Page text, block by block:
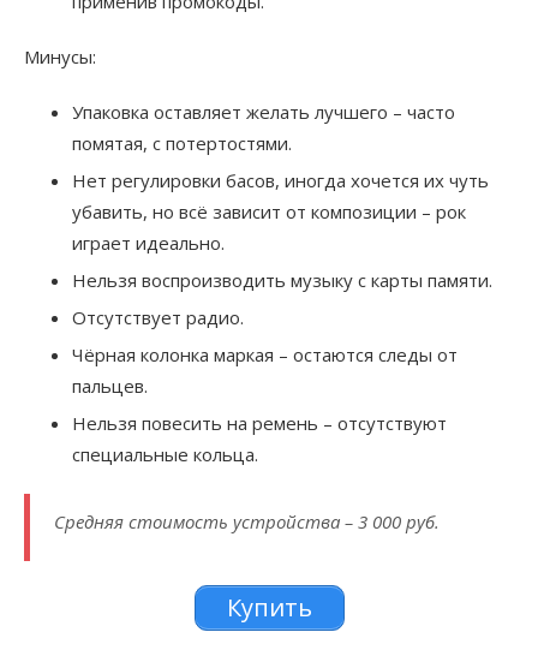
Минусы:
Упаковка оставляет желать лучшего – часто
помятая, с потертостями.
Нет регулировки басов, иногда хочется их чуть
убавить, но всё зависит от композиции – рок
играет идеально.
Нельзя воспроизводить музыку с карты памяти.
Отсутствует радио.
Чёрная колонка маркая – остаются следы от
пальцев.
Нельзя повесить на ремень – отсутствуют
специальные кольца.
Средняя стоимость устройства – 3 000 руб.
Купить